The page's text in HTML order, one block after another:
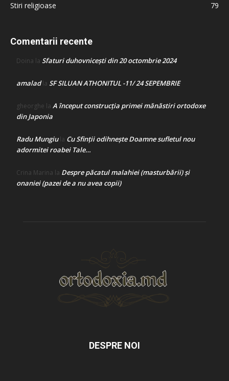
Stiri religioase
79
Comentarii recente
Doina la Sfaturi duhovnicești din 20 octombrie 2024
amaladla SF SILUAN ATHONITUL -11/ 24 SEPEMBRIE
gheorghe la A început construcţia primei mănăstiri ortodoxe
din Japonia
Radu Mungiula Cu Sfinții odihnește Doamne sufletul nou
adormitei roabei Tale…
Crina Marina la Despre păcatul malahiei (masturbării) şi
onaniei (pazei de a nu avea copii)
DESPRE NOI